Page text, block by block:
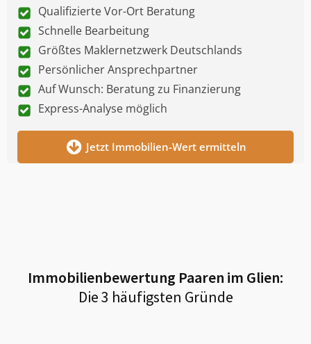
Qualifizierte Vor-Ort Beratung
Schnelle Bearbeitung
Größtes Maklernetzwerk Deutschlands
Persönlicher Ansprechpartner
Auf Wunsch: Beratung zu Finanzierung
Express-Analyse möglich
Jetzt Immobilien-Wert ermitteln
Immobilienbewertung Paaren im Glien:
Die 3 häufigsten Gründe